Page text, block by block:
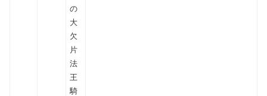
の
大
欠
片
法
王
騎